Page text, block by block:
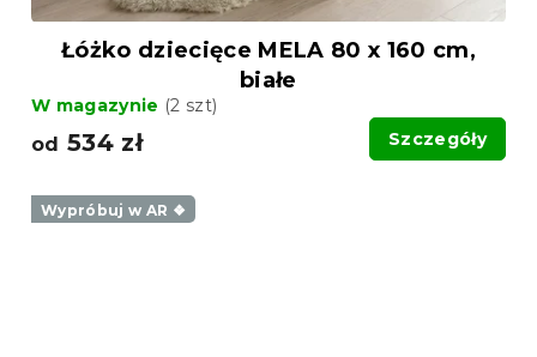
Łóżko dziecięce MELA 80 x 160 cm,
białe
W magazynie (2 szt)
od 534 zł Szczegóły
Wypróbuj w AR ❖